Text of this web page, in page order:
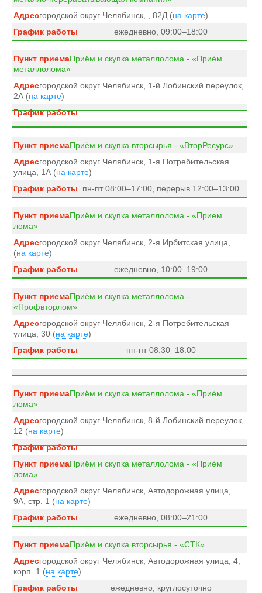
городской округ Челябинск, , 82Д (на карте)
ежедневно, 09:00–18:00
Приём и скупка металлолома - «Приём
металлолома»
городской округ Челябинск, 1-й Лобинский переулок,
2А (на карте)
Приём и скупка вторсырья - «ВторРесурс»
городской округ Челябинск, 1-я Потребительская
улица, 1А (на карте)
пн-пт 08:00–17:00, перерыв 12:00–13:00
Приём и скупка металлолома - «Прием
лома»
городской округ Челябинск, 2-я Ирбитская улица,
(на карте)
ежедневно, 10:00–19:00
Приём и скупка металлолома -
«Профвторлом»
городской округ Челябинск, 2-я Потребительская
улица, 30 (на карте)
пн-пт 08:30–18:00
Приём и скупка металлолома - «Приём
лома»
городской округ Челябинск, 8-й Лобинский переулок,
12 (на карте)
Приём и скупка металлолома - «Приём
лома»
городской округ Челябинск, Автодорожная улица,
9А, стр. 1 (на карте)
ежедневно, 08:00–21:00
Приём и скупка вторсырья - «СТК»
городской округ Челябинск, Автодорожная улица, 4,
корп. 1 (на карте)
ежедневно, круглосуточно